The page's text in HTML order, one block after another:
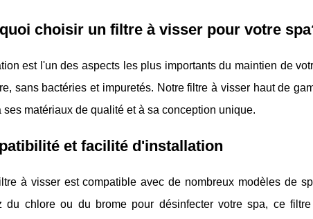
choisir un filtre à visser pour votre
est l'un des aspects les plus importants du maintien de
sans bactéries et impuretés. Notre filtre à visser haut de
ses matériaux de qualité et à sa conception unique.
et facilité d'installation
à visser est compatible avec de nombreux modèles de
du chlore ou du brome pour désinfecter votre spa, ce